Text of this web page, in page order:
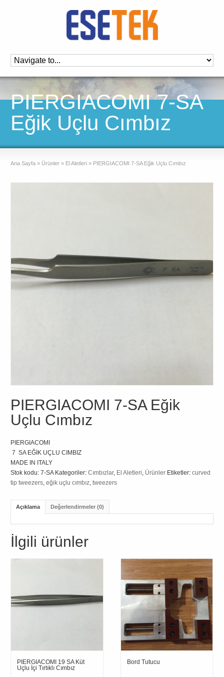
PIERGIACOMI 7-SA
Eğik Uçlu Cımbız
Ana Sayfa » Ürünler » El Aletleri » PIERGIACOMI 7-SA Eğik Uçlu Cımbız
PIERGIACOMI 7-SA Eğik
Uçlu Cımbız
PIERGIACOMI
7 SA EĞİK UÇLU CIMBIZ
MADE IN ITALY
Stok kodu:7-SA Kategoriler:Cımbızlar, El Aletleri Ürünler Etiketler:curved
tip tweezers ,eğik uçlu cımbız ,tweezers
Açıklama Değerlendirmeler (0)
İlgili ürünler
PIERGIACOMI 19 SA Küt
Uçlu İçi Tırtıklı Cımbız
Bord Tutucu